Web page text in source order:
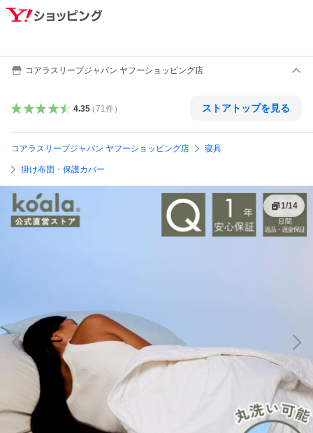
コアラスリープジャパン ヤフーショッピング店
4.35（71件） ストアトップを見る
コアラスリープジャパン ヤフーショッピング店 寝具
掛け布団・保護カバー
1/14